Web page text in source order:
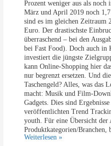
u
e
n
s
i
c
h
b
e
s
o
n
d
e
r
s
Prozent weniger aus als noch
März und April 2019 noch
sind es im gleichen Zeitraum
Euro. Der drastischste
überraschend – bei den
bei Fast Food). Doch auch in
investiert die jüngste
kann Online-Shopping hier
nur begrenzt ersetzen. Und
Taschengeld? Alles, was das
macht: Musik und Film-
Gadgets. Dies sind
veröffentlichten Trend
youth. Für eine Übersicht der
Produktkategorien/Branchen,
K
Weiterlesen »